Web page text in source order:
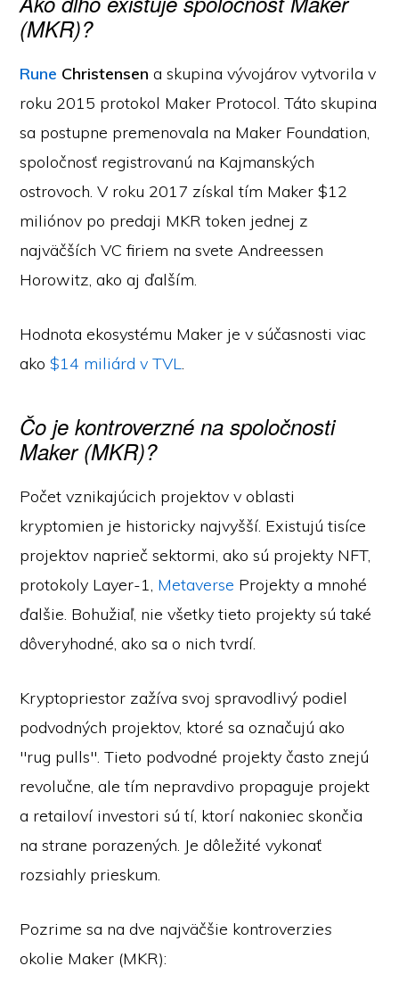
(MKR)?
Rune Christensena skupina vývojárov vytvorila v
roku 2015 protokol Maker Protocol. Táto skupina
sa postupne premenovala na Maker Foundation,
spoločnosť registrovanú na Kajmanských
ostrovoch. V roku 2017 získal tím Maker $12
miliónov po predaji MKR token jednej z
najväčších VC firiem na svete Andreessen
Horowitz, ako aj ďalším.
Hodnota ekosystému Maker je v súčasnosti viac
ako$14 miliárd v TVL.
Čo je kontroverzné na spoločnosti
Maker (MKR)?
Počet vznikajúcich projektov v oblasti
kryptomien je historicky najvyšší. Existujú tisíce
projektov naprieč sektormi, ako sú projekty NFT,
protokoly Layer-1, Metaverse Projekty a mnohé
ďalšie. Bohužiaľ, nie všetky tieto projekty sú také
dôveryhodné, ako sa o nich tvrdí.
Kryptopriestor zažíva svoj spravodlivý podiel
podvodných projektov, ktoré sa označujú ako
"rug pulls". Tieto podvodné projekty často znejú
revolučne, ale tím nepravdivo propaguje projekt
a retailoví investori sú tí, ktorí nakoniec skončia
na strane porazených. Je dôležité vykonať
rozsiahly prieskum.
Pozrime sa na dve najväčšie kontroverzies
okolie Maker (MKR):